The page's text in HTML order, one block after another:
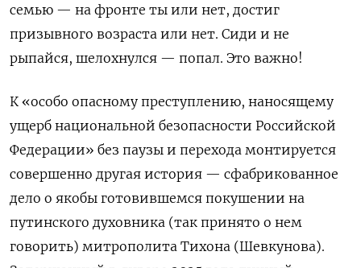
семью — на фронте ты или нет, достиг
призывного возраста или нет. Сиди и не
рыпайся, шелохнулся — попал. Это важно!
К «особо опасному преступлению, наносящему
ущерб национальной безопасности Российской
Федерации» без паузы и перехода монтируется
совершенно другая история — сфабрикованное
дело о якобы готовившемся покушении на
путинского духовника (так принято о нем
говорить) митрополита Тихона (Шевкунова).